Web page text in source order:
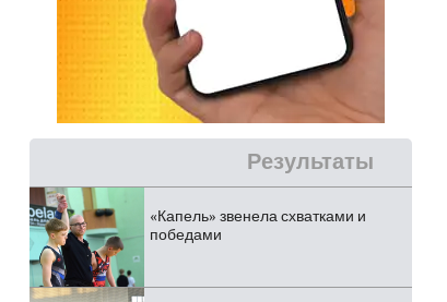
Результаты
«Капель» звенела схватками и
победами